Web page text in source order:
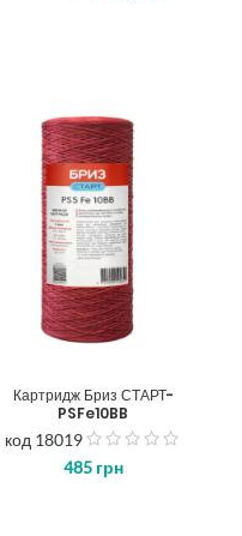
Картридж Бриз СТАРТ-
PSFe10BB
код 18019
485 грн